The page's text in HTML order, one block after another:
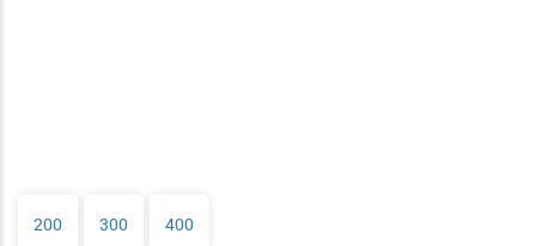
200 300 400